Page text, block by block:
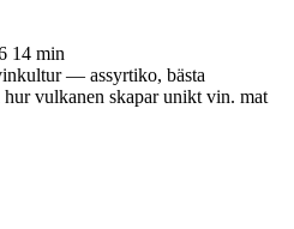
14 min
— assyrtiko, bästa
vulkanen skapar unikt vin. mat